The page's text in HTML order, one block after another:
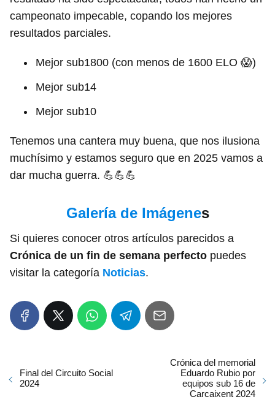
campeonato impecable, copando los mejores
resultados parciales.
Mejor sub1800 (con menos de 1600 ELO 😱)
Mejor sub14
Mejor sub10
Tenemos una cantera muy buena, que nos ilusiona
muchísimo y estamos seguro que en 2025 vamos a
dar mucha guerra. 💪💪💪
Galería de Imágenes
Si quieres conocer otros artículos parecidos a
Crónica de un fin de semana perfecto puedes
visitar la categoría Noticias.
Final del Circuito Social
2024
Crónica del memorial
Eduardo Rubio por
equipos sub 16 de
Carcaixent 2024